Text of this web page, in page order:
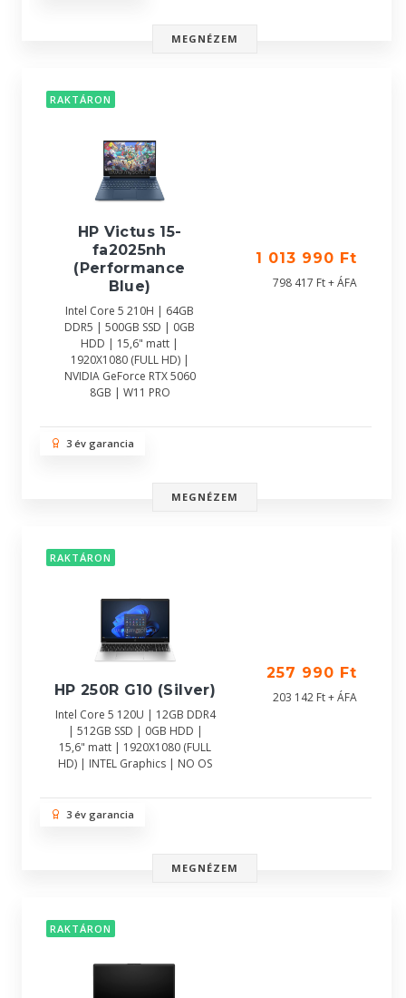
MEGNÉZEM
RAKTÁRON
HP Victus 15-
fa2025nh
(Performance
Blue)
Intel Core 5 210H | 64GB
DDR5 | 500GB SSD | 0GB
HDD | 15,6" matt |
1920X1080 (FULL HD) |
NVIDIA GeForce RTX 5060
8GB | W11 PRO
1 013 990 Ft
798 417 Ft + ÁFA
3 év garancia
MEGNÉZEM
RAKTÁRON
HP 250R G10 (Silver)
Intel Core 5 120U | 12GB DDR4
| 512GB SSD | 0GB HDD |
15,6" matt | 1920X1080 (FULL
HD) | INTEL Graphics | NO OS
257 990 Ft
203 142 Ft + ÁFA
3 év garancia
MEGNÉZEM
RAKTÁRON